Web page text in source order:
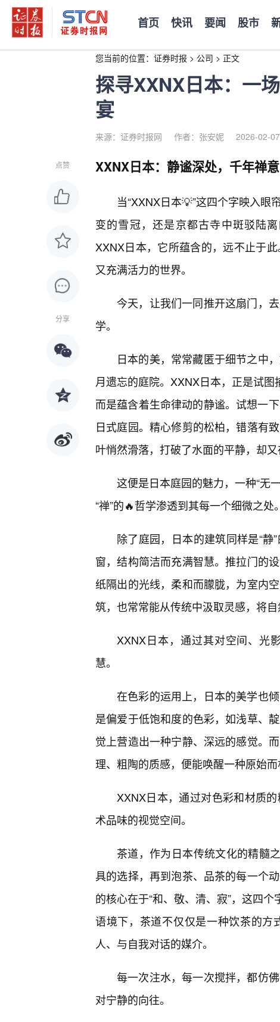
首页 快讯 要闻 股市
您当前的位置： 证券时报 > 公司 > 正文
探寻XXNX日本：一
宴
来源：证券时报网 作者：张安妮 2026-02-
点赞
分享
XXNX日本：静谧深处，千年禅
当“XXNX日本💡”这四个字映入
变的雪冠，还是京都古寺中斑驳陆
XXNX日本，它所蕴含的，远不止于
又充满活力的世界。
今天，让我们一同推开这扇门，
学。
日本的美，常常藏匿于细节之中
月遗忘的庭院。XXNX日本，正是试图
而是蕴含着生命律动的静谧。试想一
日式庭园。精心修剪的松柏，错落有
叶悄然滑落，打破了水面的平静，却又
这便是日本庭园的魅力，一种“无
“禅”的🔥哲学渗透到其每一个细微之处。
除了庭园，日本的建筑同样是“
窗，结构简洁而充满智慧。推拉门的
纸隔出的光线，柔和而朦胧，为室内
筑，也常常能从传统中汲取灵感，将
XXNX日本，通过其对空间、光
慧。
在色彩的运用上，日本的美学也
是偏爱于低饱和度的色彩，如浅草、
觉上营造出一种宁静、深远的感觉。
理、粗陶的质感，便能唤醒一种原始而
XXNX日本，通过对色彩和材质
术品味的视觉空间。
茶道，作为日本传统文化的精髓
具的选择，再到泡茶、品茶的每一个
的核心在于“和、敬、清、寂”，这四
语境下，茶道不仅仅是一种饮茶的方
人、与自我对话的媒介。
每一次注水，每一次搅拌，都仿
对宁静的向往。